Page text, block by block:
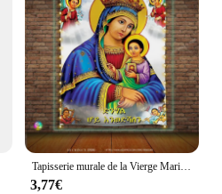
Tapisserie murale de la Vierge Marie, décoration de la maison orthodoxe éthiopienne, décor de chambre à coucher, salon, Jésus Érythlia, Sages
3,77€